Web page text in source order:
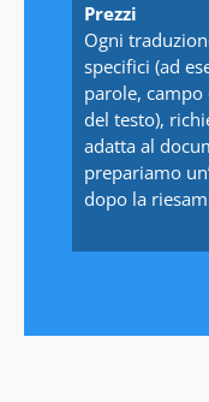
Prezzi
Ogni
specifici (ad
parole,
del testo),
adatta al
prepariamo
dopo la